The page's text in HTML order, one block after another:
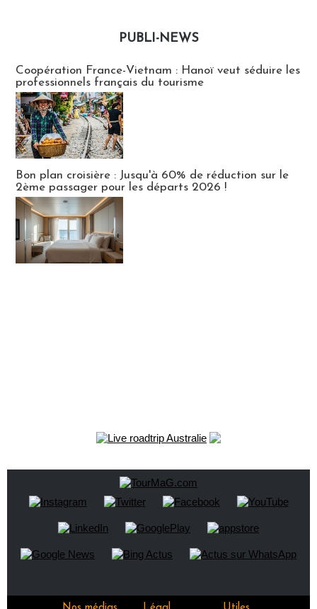
PUBLI-NEWS
Coopération France-Vietnam : Hanoï veut séduire les
professionnels français du tourisme
Bon plan croisière : Jusqu'à 60% de réduction sur le
2ème passager pour les départs 2026 !